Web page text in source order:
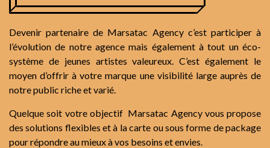
pour
faire
Marseille
le
Devenir partenaire de Marsatac Agency c’est participer à
l’évolution de notre agence mais également à tout un éco-
système de jeunes artistes valeureux. C’est également le
moyen d’offrir à votre marque une visibilité large auprès de
notre public riche et varié.
Quelque soit votre objectif Marsatac Agency vous propose
des solutions flexibles et à la carte ou sous forme de package
pour répondre au mieux à vos besoins et envies.